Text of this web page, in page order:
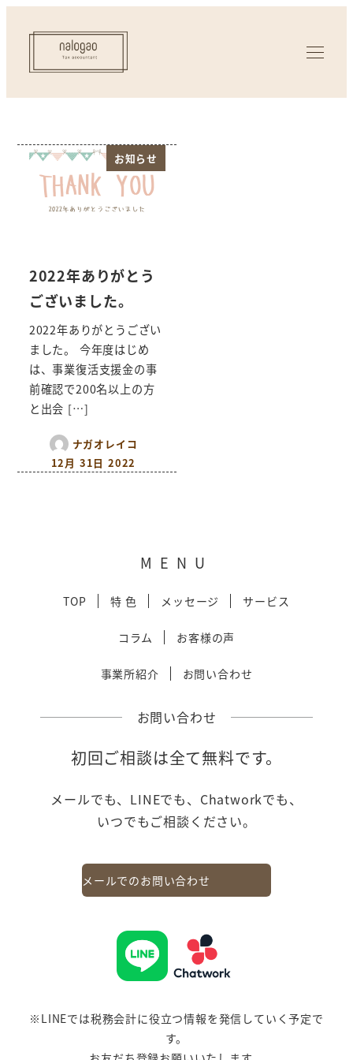
お知らせ
2022年ありがとう
ございました。
2022年ありがとうござい
ました。 今年度はじめ
は、事業復活支援金の事
前確認で200名以上の方
と出会 […]
ナガオレイコ
12月 31日 2022
MENU
TOP 特 色 メッセージ サービス
コラム お客様の声
事業所紹介 お問い合わせ
お問い合わせ
初回ご相談は全て無料です。
メールでも、LINEでも、Chatworkでも、
いつでもご相談ください。
メールでのお問い合わせ
※LINEでは税務会計に役立つ情報を発信していく予定で
す。